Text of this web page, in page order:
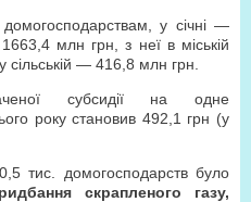
у січні —
млн грн, з неї в міській
— 416,8 млн грн.
субсидії на одне
року становив 492,1 грн (у
тис. домогосподарств було
скрапленого газу,